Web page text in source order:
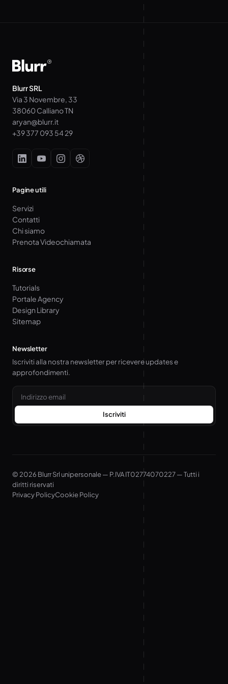
Blurr SRL
Via 3 Novembre, 33
38060 Calliano TN
aryan@blurr.it
+39 377 093 54 29
Pagine utili
Servizi
Contatti
Chi siamo
Prenota Videochiamata
Risorse
Tutorials
Portale Agency
Design Library
Sitemap
Newsletter
Iscriviti alla nostra newsletter per ricevere updates e
approfondimenti.
Email
Iscriviti
© 2026 Blurr Srl unipersonale — P.IVA IT02774070227 — Tutti i
diritti riservati
Privacy PolicyCookie Policy